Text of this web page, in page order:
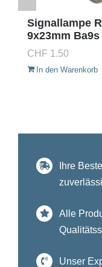
Signallampe
9x23mm Ba9s
CHF 1.50
In den Warenkorb
Ihre
Alle
Unser